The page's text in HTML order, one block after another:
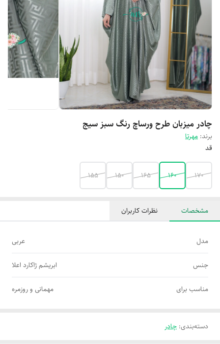
چادر میزبان طرح ورساچ رنگ سبز سیج
برند: مهرتا
قد
170
160
165
150
155
مشخصات نظرات کاربران
مدل عربی
جنس ابریشم ژاکارد اعلا
مناسب برای مهمانی و روزمره
دسته‌بندی: چادر